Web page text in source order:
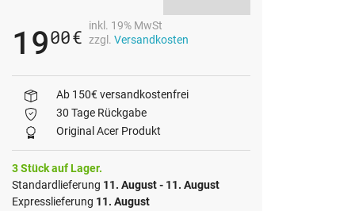
1900€
inkl. 19% MwSt
zzgl. Versandkosten
Ab 150€ versandkostenfrei
30 Tage Rückgabe
Original Acer Produkt
3 Stück auf Lager.
Standardlieferung 11. August - 11. August
Expresslieferung 11. August